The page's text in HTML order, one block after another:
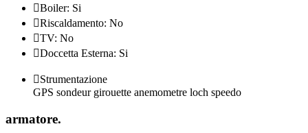
Boiler: Si
Riscaldamento: No
TV: No
Doccetta Esterna: Si
Strumentazione
GPS sondeur girouette anemometre loch speedo
armatore.